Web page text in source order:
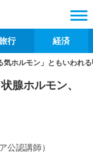
行 経済
気ホルモン」ともいわれ
腺ホルモン、
公認講師）